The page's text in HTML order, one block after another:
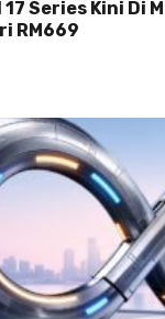
17 Series Kini Di
RM669